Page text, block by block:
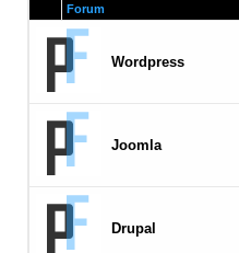
Forum
Wordpress
Joomla
Drupal